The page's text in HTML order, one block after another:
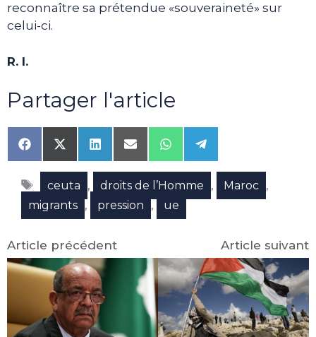
reconnaître sa prétendue «souveraineté» sur
celui-ci.
R. I.
Partager l'article
Share
on
Facebook
Share
on
X
(Twitter)
Share
on
LinkedIn
Share
on
Email
Share
on
WhatsApp
Share
on
Telegram
Étiquettes
ceuta , droits de l’Homme , Maroc ,
migrants , pression , ue
Article précédent Article suivant